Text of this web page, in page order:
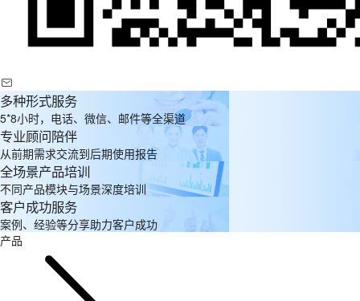
多种形式服务
5*8小时，电话、微信、邮件等全渠道
专业顾问陪伴
从前期需求交流到后期使用报告
全场景产品培训
不同产品模块与场景深度培训
客户成功服务
案例、经验等分享助力客户成功
产品